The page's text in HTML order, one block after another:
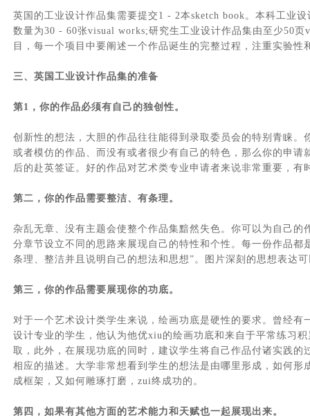
英国的工业设计作品集需要提交1 - 2本sketch book。本科工业
数量为30 - 60张visual works;研究生工业设计作品集由至少50
目，每一个项目中要阐述一个作品诞生的完整过程，注重实验性
三、英国工业设计作品集的准备
第1，你的作品必须有自己的独创性。
创新性的想法，大胆的作品往往能得到录取委员会的特别青睐。
或者模仿的作品、而没有或者很少有自己的特色，那么你的申请
后的赴英签证。好的作品对艺术类专业申请者来说非常重要，有
第二，你的作品需要整洁、有条理。
杂乱无章、没有主题会使整个作品集黯然失色。你可以为自己的
分章节设立不同的思路来展现自己的特性和个性。每一份作品都
条理、整洁并且说明自己的想法和思想”。图片深刻的思想表达
第三，你的作品需要展现你的功底。
对于一个艺术设计类学生来说，绘画功底是硬性的要求。曾经有
设计专业的学生，他认为他优xiu的绘画功底和来自于平常练习
取，此外，在展现功底的同时，建议学生将自己作品付诸实践的
相应的描述。大学非常想看到学生的想法是由哪里形成，如何形
成框架，又如何雕琢打磨，zui终成功的。
第四，如果有其他方面的艺术能力和天赋也一起展现出来。